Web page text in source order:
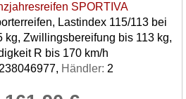
SPORTIVA
Lastindex 115/113 bei
kg, Zwillingsbereifung bis 113 kg,
R bis 170 km/h
Händler: 2